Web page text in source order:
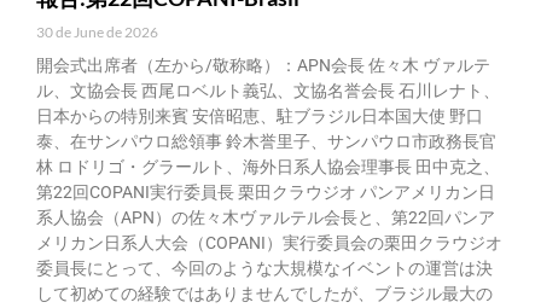
30 de June de 2026
開会式出席者（左から/敬称略）：APN会長 佐々木 ヴァルテ
ル、文協会長 西尾ロベルト義弘、文協名誉会長 石川レナト、
日本からの特別来賓 安倍昭恵、駐ブラジル日本国大使 野口
泰、在サンパウロ総領事 鈴木誉里子、サンパウロ市政務長官
林 ロドリゴ・グラールト、海外日系人協会理事長 田中克之、
第22回COPANI実行委員長 栗田クラウジオ パンアメリカン日
系人協会（APN）の佐々木ヴァルテル会長と、第22回パンア
メリカン日系人大会（COPANI）実行委員会の栗田クラウジオ
委員長にとって、今回のような大規模なイベントの運営は決
して初めての経験ではありませんでしたが、ブラジル最大の